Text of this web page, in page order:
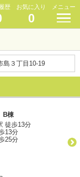
歴 お気に入り
0
メニュー
島３丁目10-19
B棟
徒歩13分
13分
25分